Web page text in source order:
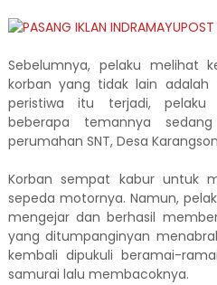
Sebelumnya, pelaku melihat
korban yang tidak lain adalah
peristiwa itu terjadi, pelaku
beberapa temannya
perumahan SNT, Desa
Korban sempat kabur untuk
sepeda motornya. Namun,
mengejar dan berhasil
yang ditumpanginyan
kembali dipukuli beramai-
samurai lalu membacoknya.